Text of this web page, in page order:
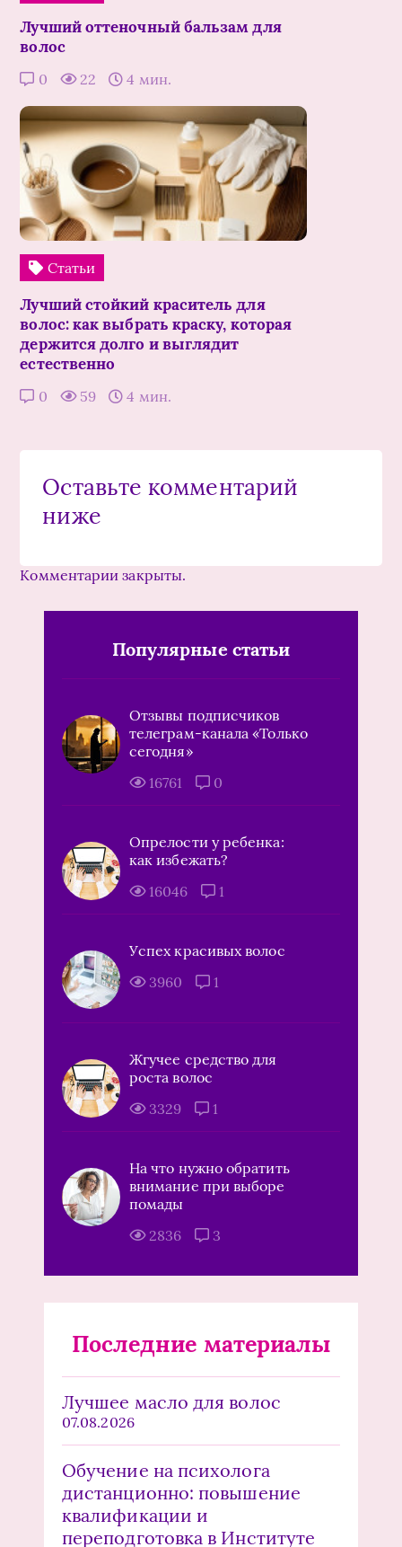
Лучший оттеночный бальзам для
волос
0 22 4 мин.
Статьи
Лучший стойкий краситель для
волос: как выбрать краску, которая
держится долго и выглядит
естественно
0 59 4 мин.
Оставьте комментарий
ниже
Комментарии закрыты.
Популярные статьи
Отзывы подписчиков
телеграм-канала «Только
сегодня»
16761
0
Опрелости у ребенка:
как избежать?
16046
1
Успех красивых волос
3960
1
Жгучее средство для
роста волос
3329
1
На что нужно обратить
внимание при выборе
помады
2836
3
Последние материалы
Лучшее масло для волос
07.08.2026
Обучение на психолога
дистанционно: повышение
квалификации и
переподготовка в Институте